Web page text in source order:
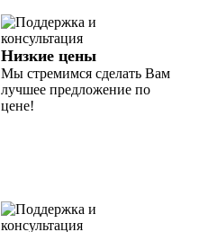
Низкие цены
Мы стремимся сделать Вам
лучшее предложение по
цене!